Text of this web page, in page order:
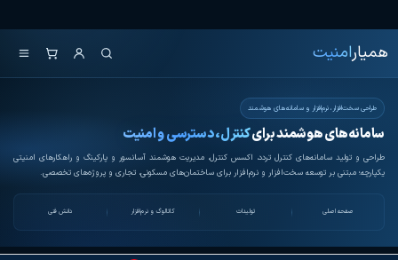
to
the
content
همیار امنیت
همیارامنیت
طراحی سخت‌افزار، نرم‌افزار و سامانه‌های هوشمند
سامانه‌های هوشمند برایکنترل، دسترسی و امنیت
طراحی و تولید سامانه‌های کنترل تردد، اکسس کنترل، مدیریت هوشمند آسانسور و پارکینگ و راهکارهای امنیتی
یکپارچه؛ مبتنی بر توسعه سخت‌افزار و نرم‌افزار برای ساختمان‌های مسکونی، تجاری و پروژه‌های تخصصی.
صفحه اصلی تولیدات کاتالوگ و نرم‌افزار دانش فنی